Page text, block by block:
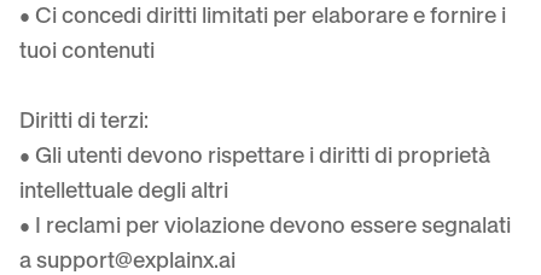
• Ci concedi diritti limitati per elaborare e fornire i
tuoi contenuti
Diritti di terzi:
• Gli utenti devono rispettare i diritti di proprietà
intellettuale degli altri
• I reclami per violazione devono essere segnalati
asupport@explainx.ai